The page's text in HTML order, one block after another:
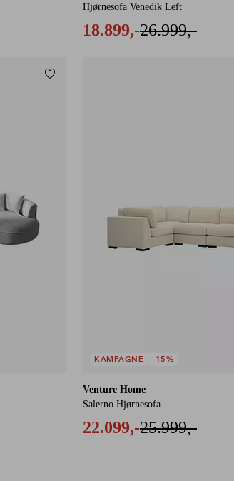
Hjørnesofa Venedik Left
18.899,-26.999,-
Tilføj til favoritter
Venture Home
Salerno Hjørnesofa
22.099,-25.999,-
KAMPAGNE -15%